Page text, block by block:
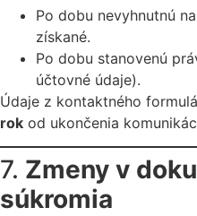
Po dobu nevyhnutnú
získané.
Po dobu stanovenú
účtovné údaje).
Údaje z kontaktného
rok od ukončenia
7. Zmeny v
súkromia